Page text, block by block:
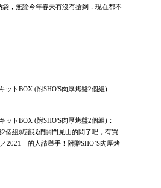
袋，無論今年春天有沒有搶到，現在都不
ットBOX (附SHO'S肉厚烤盤2個組)
ットBOX (附SHO'S肉厚烤盤2個組)：
2個組就讓我們開門見山的問了吧，有買
2021」的人請舉手！附贈SHO`S肉厚烤